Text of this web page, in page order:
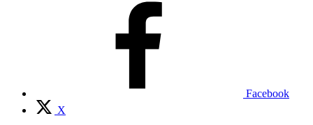
Facebook
X